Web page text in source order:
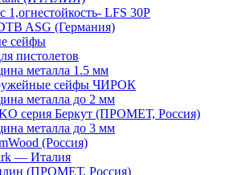
1,огнестойкость- LFS 30P
ASG (Германия)
сейфы
пистолетов
металла 1.5 мм
сейфы ЧИРОК
металла до 2 мм
серия Беркут (ПРОМЕТ, Россия)
металла до 3 мм
(Россия)
— Италия
(ПРОМЕТ, Россия)